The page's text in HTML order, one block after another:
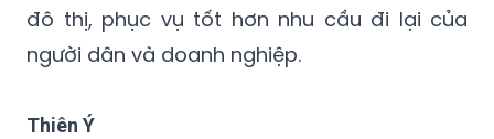
đô thị, phục vụ tốt hơn nhu cầu đi lại của
người dân và doanh nghiệp.
Thiên Ý